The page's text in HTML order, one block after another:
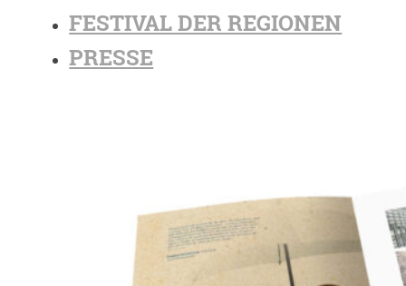
FESTIVAL DER REGIONEN
PRESSE